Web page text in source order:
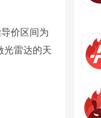
价区间为
光雷达的天